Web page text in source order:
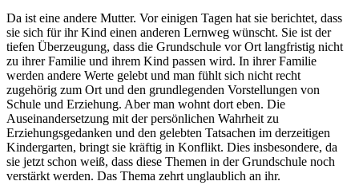
Da ist eine andere Mutter. Vor einigen Tagen hat sie berichtet, dass
sie sich für ihr Kind einen anderen Lernweg wünscht. Sie ist der
tiefen Überzeugung, dass die Grundschule vor Ort langfristig nicht
zu ihrer Familie und ihrem Kind passen wird. In ihrer Familie
werden andere Werte gelebt und man fühlt sich nicht recht
zugehörig zum Ort und den grundlegenden Vorstellungen von
Schule und Erziehung. Aber man wohnt dort eben. Die
Auseinandersetzung mit der persönlichen Wahrheit zu
Erziehungsgedanken und den gelebten Tatsachen im derzeitigen
Kindergarten, bringt sie kräftig in Konflikt. Dies insbesondere, da
sie jetzt schon weiß, dass diese Themen in der Grundschule noch
verstärkt werden. Das Thema zehrt unglaublich an ihr.